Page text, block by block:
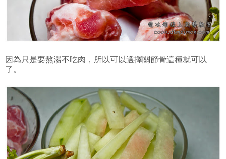
因為只是要熬湯不吃肉，所以可以選擇關節骨這種就可以
了。